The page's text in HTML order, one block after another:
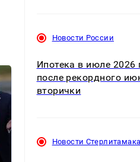
Новости России
Ипотека в июле 2026
после рекордного
вторички
Новости Стерлитамака